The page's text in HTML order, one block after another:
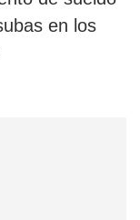
en los